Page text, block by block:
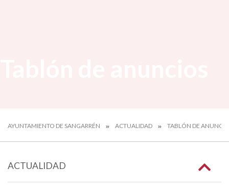
AYUNTAMIENTO DE SANGARRÉN ACTUALIDAD TABLÓN DE
ACTUALIDAD